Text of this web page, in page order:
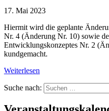
17. Mai 2023
Hiermit wird die geplante
Nr. 4 (Änderung Nr. 10) sowie
Entwicklungskonzeptes Nr. 2
kundgemacht.
Weiterlesen
Suche nach: